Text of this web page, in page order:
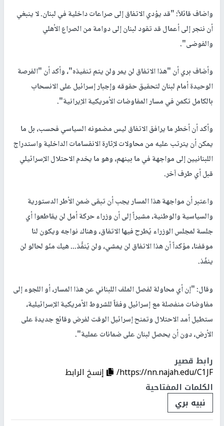
واضاف قائلاً: "قد يؤدي الاتفاق إلى صراعات داخلية في لبنان. لا ينبغي
أن ننجر إلى أعمال قد تقود لبنان إلى دوامة من الصراع الأهلي
والفوضى".
وأضاف بري أن "هذا الاتفاق لن يمر ولن يتم تنفيذه"، وأكد أن "الفرصة
الوحيدة أمام لبنان لتحقيق حقوقه وإجبار إسرائيل على الانسحاب
بالكامل تكمن في مسار المفاوضات الأمريكية الإيرانية".
وأكد أن أخطر ما يرافق الاتفاق ليس مضمونه السياسي فحسب، بل ما
يمكن أن يترتب عليه من محاولات لإثارة الانقسامات الداخلية واستدراج
اللبنانيين إلى مواجهة في ما بينهم، وهو ما يخدم الاحتلال الإسرائيلي
قبل أي طرف آخر.
واعتبر أن مواجهة هذا المسار يجب أن تبقى ضمن الأطر الدستورية
والسياسية والوطنية، مشيراً إلى أن وزراء حركة أمل لن يقاطعوا أي
جلسة لمجلس الوزراء يُطرح فيها الاتفاق، وهناك نواجه ويكون لنا
موقفنا، مؤكداً أن هذا الاتفاق لن يمشي، ولن يُنفَّذ... هيك منّو لحالو لن
ينفّذ.
وقال: "إن أي محاولة لفصل الملف اللبناني عن هذا المسار، أو اللجوء إلى
مفاوضات منفصلة مع إسرائيل وفقاً للشروط الأمريكية الإسرائيلية،
ستطيل أمد الاحتلال وتمنح إسرائيل الوقت لفرض وقائع جديدة على
الأرض، دون أن يحصل لبنان على ضمانات عملية".
رابط قصير
https://nn.najah.edu/C1JF/
إنسخ الرابط
الكلمات المفتاحية
نبيه بري